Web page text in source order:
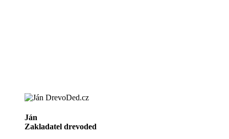
Ján
Zakladatel drevoded